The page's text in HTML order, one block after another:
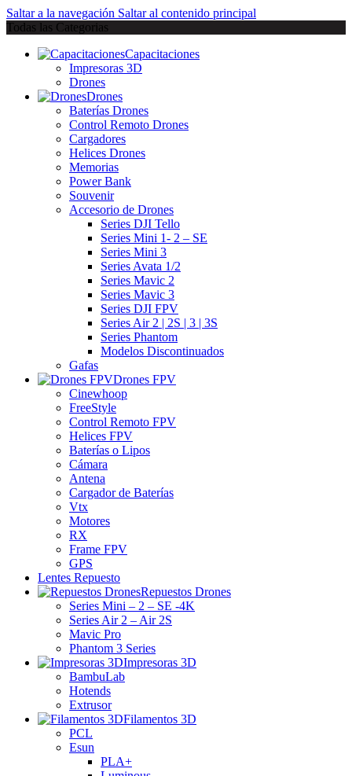
Saltar a la navegación Saltar al contenido principal
Todas las Categorias
Capacitaciones
Impresoras 3D
Drones
Drones
Baterías Drones
Control Remoto Drones
Cargadores
Helices Drones
Memorias
Power Bank
Souvenir
Accesorio de Drones
Series DJI Tello
Series Mini 1- 2 – SE
Series Mini 3
Series Avata 1/2
Series Mavic 2
Series Mavic 3
Series DJI FPV
Series Air 2 | 2S | 3 | 3S
Series Phantom
Modelos Discontinuados
Gafas
Drones FPV
Cinewhoop
FreeStyle
Control Remoto FPV
Helices FPV
Baterías o Lipos
Cámara
Antena
Cargador de Baterías
Vtx
Motores
RX
Frame FPV
GPS
Lentes Repuesto
Repuestos Drones
Series Mini – 2 – SE -4K
Series Air 2 – Air 2S
Mavic Pro
Phantom 3 Series
Impresoras 3D
BambuLab
Hotends
Extrusor
Filamentos 3D
PCL
Esun
PLA+